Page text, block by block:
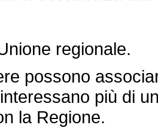
regionale.
possono
più di
la Regione.